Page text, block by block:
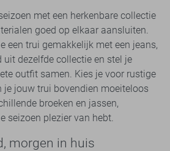
met een herkenbare collectie
goed op elkaar aansluiten.
een trui gemakkelijk met een jeans,
uit dezelfde collectie en stel je
outfit samen. Kies je voor rustige
je jouw trui bovendien moeiteloos
broeken en jassen,
seizoen plezier van hebt.
morgen in huis